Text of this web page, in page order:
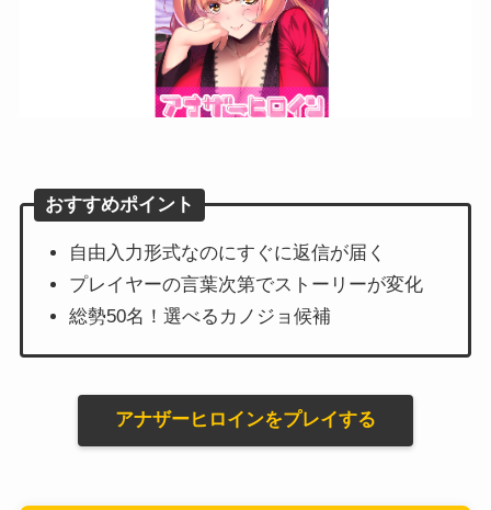
おすすめポイント
自由入力形式なのにすぐに返信が届く
プレイヤーの言葉次第でストーリーが変化
総勢50名！選べるカノジョ候補
アナザーヒロインをプレイする